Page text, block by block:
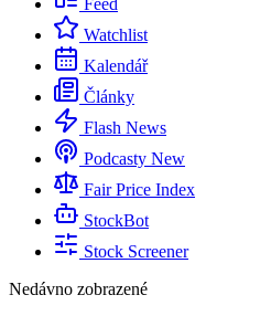
Feed
Watchlist
Kalendář
Články
Flash News
Podcasty New
Fair Price Index
StockBot
Stock Screener
Nedávno zobrazené